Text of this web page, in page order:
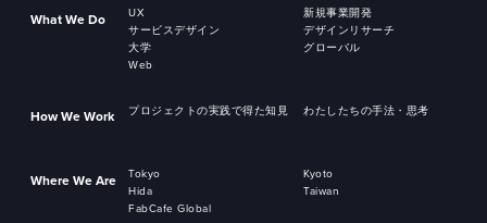
What We Do UX
新規事業開発
サービスデザイン
デザインリサーチ
大学
グローバル
Web
How We Work プロジェクトの実践で得た知見 わたしたちの手法・思考
Where We Are Tokyo
Kyoto
Hida
Taiwan
FabCafe Global